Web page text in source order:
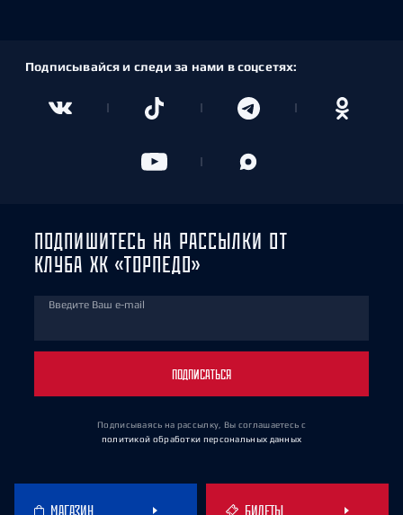
Подписывайся и следи за нами в соцсетях:
ПОДПИШИТЕСЬ НА РАССЫЛКИ ОТ
КЛУБА ХК «ТОРПЕДО»
Введите Ваш e-mail
ПОДПИСАТЬСЯ
Подписываясь на рассылку, Вы соглашаетесь с
политикой обработки персональных данных
МАГАЗИН БИЛЕТЫ